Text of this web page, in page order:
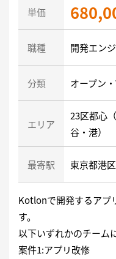
単価
職種 開発エン
分類 オープン
エリア
23区都心
谷・港）
最寄駅 東京都港区
Kotlonで開発するアプ
す。
以下いずれかのチーム
案件1:アプリ改修